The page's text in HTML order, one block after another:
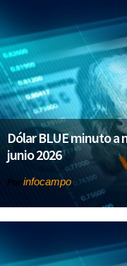
Dólar BLUE minuto a
junio 2026
Por infocampo